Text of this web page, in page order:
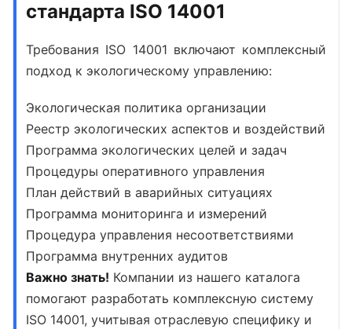
стандарта ISO 14001
Требования ISO 14001 включают комплексный
подход к экологическому управлению:
Экологическая политика организации
Реестр экологических аспектов и воздействий
Программа экологических целей и задач
Процедуры оперативного управления
План действий в аварийных ситуациях
Программа мониторинга и измерений
Процедура управления несоответствиями
Программа внутренних аудитов
Важно знать! Компании из нашего каталога
помогают разработать комплексную систему
ISO 14001, учитывая отраслевую специфику и